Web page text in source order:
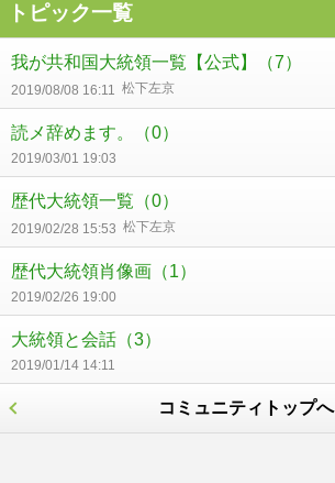
トピック一覧
我が共和国大統領一覧【公式】 （7）
2019/08/08 16:11 松下左京
読メ辞めます。 （0）
2019/03/01 19:03
歴代大統領一覧 （0）
2019/02/28 15:53 松下左京
歴代大統領肖像画 （1）
2019/02/26 19:00
大統領と会話 （3）
2019/01/14 14:11
コミュニティトップへ